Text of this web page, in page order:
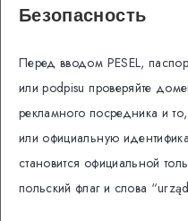
Безопасность
Перед вводом PESEL,
или podpisu проверяйте
рекламного посредника и
или официальную
становится официальной
польский флаг и слова